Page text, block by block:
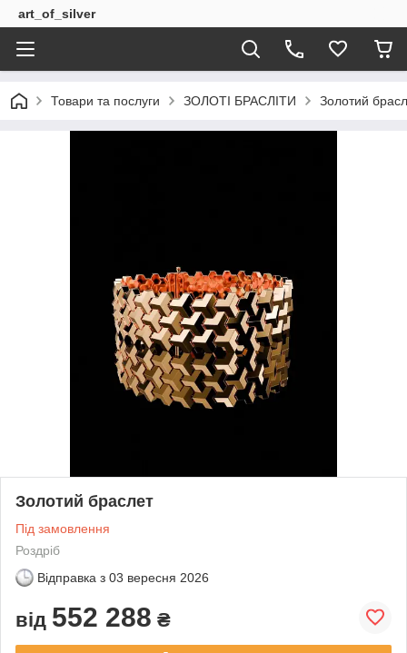
art_of_silver
Товари та послуги ЗОЛОТІ БРАСЛІТИ Золотий
Золотий браслет
Під замовлення
Роздріб
Відправка з 03 вересня 2026
від 552 288 ₴